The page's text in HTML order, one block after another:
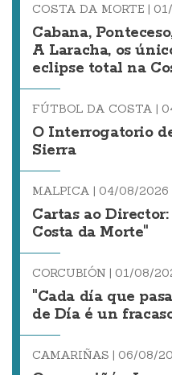
COSTA DA MORTE |
Cabana,
A Laracha, os
eclipse total na
FÚTBOL DA COSTA |
O Interrogatorio
Sierra
MALPICA | 04/08/2026
Cartas ao
Costa da Morte"
CORCUBIÓN | 01/08/
"Cada día que
de Día é un
CAMARIÑAS | 06/08/